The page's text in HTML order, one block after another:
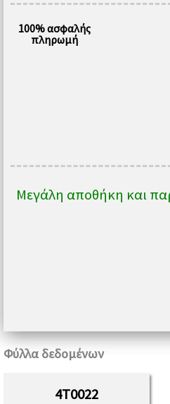
100% ασφαλής
πληρωμή
Μεγάλη αποθήκη και
Φύλλα δεδομένων
4T0022